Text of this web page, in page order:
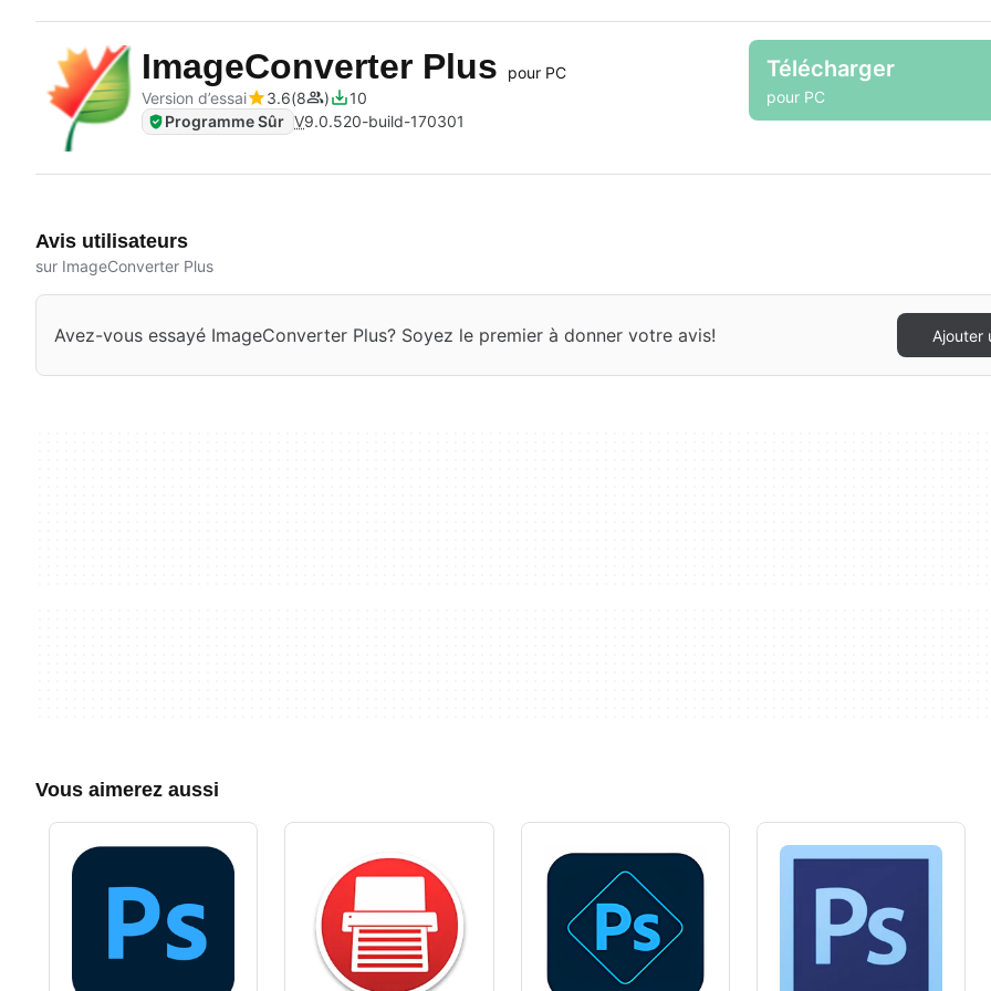
ImageConverter Plus
pour PC
Version d’essai
3.6 8
10
Programme Sûr V9.0.520-build-170301
Télécharger
pour PC
Avis utilisateurs
sur ImageConverter Plus
Avez-vous essayé ImageConverter Plus? Soyez le premier à donner votre avis! Ajouter
Vous aimerez aussi